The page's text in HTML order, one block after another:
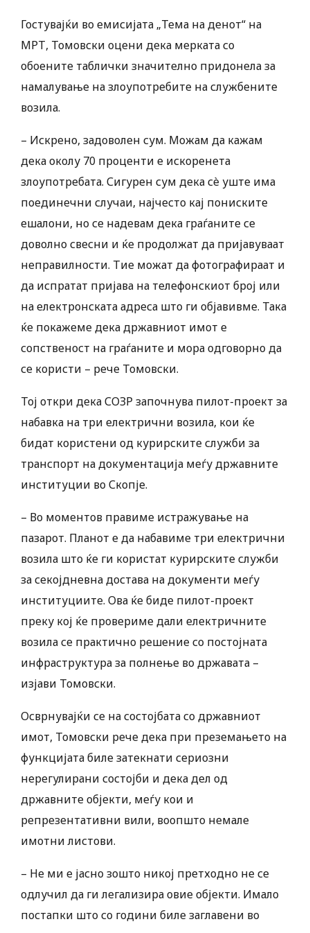
Гостувајќи во емисијата „Тема на денот“ на
МРТ, Томовски оцени дека мерката со
обоените таблички значително придонела за
намалување на злоупотребите на службените
возила.
– Искрено, задоволен сум. Можам да кажам
дека околу 70 проценти е искоренета
злоупотребата. Сигурен сум дека сè уште има
поединечни случаи, најчесто кај пониските
ешалони, но се надевам дека граѓаните се
доволно свесни и ќе продолжат да пријавуваат
неправилности. Тие можат да фотографираат и
да испратат пријава на телефонскиот број или
на електронската адреса што ги објавивме. Така
ќе покажеме дека државниот имот е
сопственост на граѓаните и мора одговорно да
се користи – рече Томовски.
Тој откри дека СОЗР започнува пилот-проект за
набавка на три електрични возила, кои ќе
бидат користени од курирските служби за
транспорт на документација меѓу државните
институции во Скопје.
– Во моментов правиме истражување на
пазарот. Планот е да набавиме три електрични
возила што ќе ги користат курирските служби
за секојдневна достава на документи меѓу
институциите. Ова ќе биде пилот-проект
преку кој ќе провериме дали електричните
возила се практично решение со постојната
инфраструктура за полнење во државата –
изјави Томовски.
Осврнувајќи се на состојбата со државниот
имот, Томовски рече дека при преземањето на
функцијата биле затекнати сериозни
нерегулирани состојби и дека дел од
државните објекти, меѓу кои и
репрезентативни вили, воопшто немале
имотни листови.
– Не ми е јасно зошто никој претходно не се
одлучил да ги легализира овие објекти. Имало
постапки што со години биле заглавени во